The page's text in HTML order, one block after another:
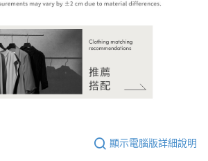
顯示電腦版詳細說明